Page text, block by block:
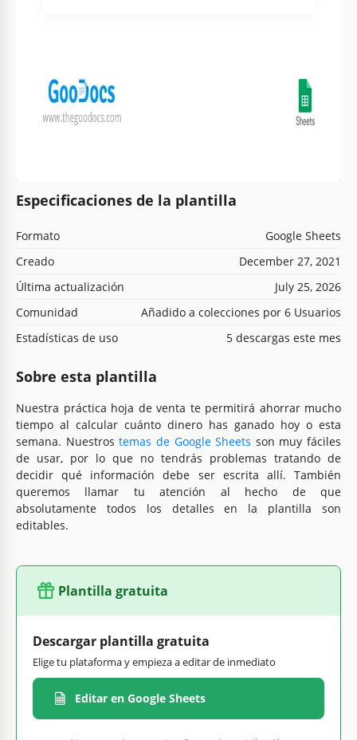
Especificaciones de la plantilla
Formato
Google Sheets
Creado
December 27, 2021
Última actualización
July 25, 2026
Comunidad
Añadido a colecciones por 6 Usuarios
Estadísticas de uso
5 descargas este mes
Sobre esta plantilla
Nuestra práctica hoja de venta te permitirá ahorrar mucho
tiempo al calcular cuánto dinero has ganado hoy o esta
semana. Nuestrostemas de Google Sheets son muy fáciles
de usar, por lo que no tendrás problemas tratando de
decidir qué información debe ser escrita allí. También
queremos llamar tu atención al hecho de que
absolutamente todos los detalles en la plantilla son
editables.
Plantilla gratuita
Descargar plantilla gratuita
Elige tu plataforma y empieza a editar de inmediato
Editar en Google Sheets